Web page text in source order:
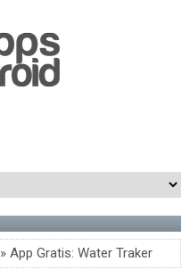
» App Gratis: Water Traker